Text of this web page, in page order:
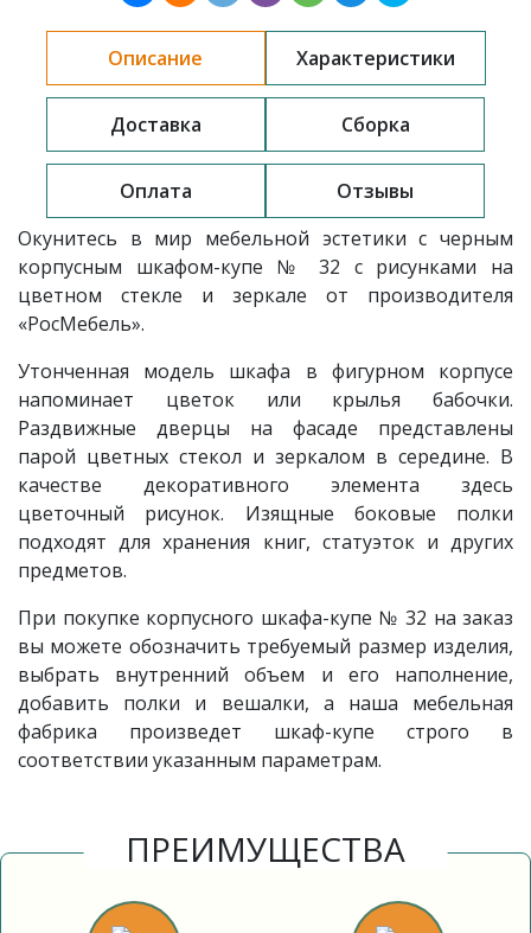
Описание Характеристики
Доставка Сборка
Оплата
Отзывы
Окунитесь в мир мебельной эстетики с черным
корпусным шкафом-купе № 32 с рисунками на
цветном стекле и зеркале от производителя
«РосМебель».
Утонченная модель шкафа в фигурном корпусе
напоминает цветок или крылья бабочки.
Раздвижные дверцы на фасаде представлены
парой цветных стекол и зеркалом в середине. В
качестве декоративного элемента здесь
цветочный рисунок. Изящные боковые полки
подходят для хранения книг, статуэток и других
предметов.
При покупке корпусного шкафа-купе № 32 на заказ
вы можете обозначить требуемый размер изделия,
выбрать внутренний объем и его наполнение,
добавить полки и вешалки, а наша мебельная
фабрика произведет шкаф-купе строго в
соответствии указанным параметрам.
ПРЕИМУЩЕСТВА